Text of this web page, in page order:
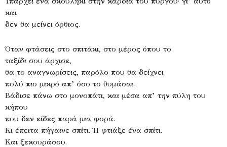
και
δεν θα μείνει όρθιος.
Όταν φτάσεις στο σπιτάκι, στο μέρος όπου το
ταξίδι σου άρχισε,
θα το αναγνωρίσεις, παρόλο που θα δείχνει
πολύ πιο μικρό απ’ όσο το θυμάσαι.
Βάδισε πάνω στο μονοπάτι, και μέσα απ’ την πύλη του
κήπου
που δεν είδες παρά μια φορά.
Κι έπειτα πήγαινε σπίτι. Ή φτιάξε ένα σπίτι.
Και ξεκουράσου.